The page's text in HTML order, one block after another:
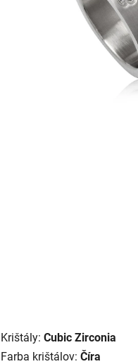
Krištály: Cubic Zirconia
Farba krištálov: Číra